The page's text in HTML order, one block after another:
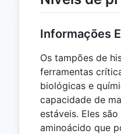
Informações
Os tampões de
ferramentas
biológicas e
capacidade de
estáveis. Eles
aminoácido que